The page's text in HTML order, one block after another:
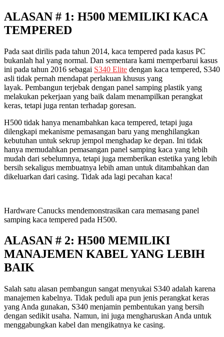
ALASAN # 1: H500 MEMILIKI KACA
TEMPERED
Pada saat dirilis pada tahun 2014, kaca tempered pada kasus PC
bukanlah hal yang normal. Dan sementara kami memperbarui kasus
ini pada tahun 2016 sebagai S340 Elite dengan kaca tempered, S340
asli tidak pernah mendapat perlakuan khusus yang
layak. Pembangun terjebak dengan panel samping plastik yang
melakukan pekerjaan yang baik dalam menampilkan perangkat
keras, tetapi juga rentan terhadap goresan.
H500 tidak hanya menambahkan kaca tempered, tetapi juga
dilengkapi mekanisme pemasangan baru yang menghilangkan
kebutuhan untuk sekrup jempol menghadap ke depan. Ini tidak
hanya memudahkan pemasangan panel samping kaca yang lebih
mudah dari sebelumnya, tetapi juga memberikan estetika yang lebih
bersih sekaligus membuatnya lebih aman untuk ditambahkan dan
dikeluarkan dari casing. Tidak ada lagi pecahan kaca!
Hardware Canucks mendemonstrasikan cara memasang panel
samping kaca tempered pada H500.
ALASAN # 2: H500 MEMILIKI
MANAJEMEN KABEL YANG LEBIH
BAIK
Salah satu alasan pembangun sangat menyukai S340 adalah karena
manajemen kabelnya. Tidak peduli apa pun jenis perangkat keras
yang Anda gunakan, S340 menjamin pembentukan yang bersih
dengan sedikit usaha. Namun, ini juga mengharuskan Anda untuk
menggabungkan kabel dan mengikatnya ke casing.